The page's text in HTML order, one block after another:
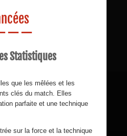
Statistiques
que les mêlées et les
clés du match. Elles
parfaite et une technique
sur la force et la technique